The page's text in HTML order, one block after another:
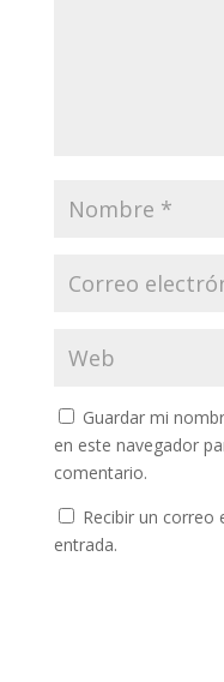
Guardar mi
en este navegador
comentario.
Recibir un correo
entrada.